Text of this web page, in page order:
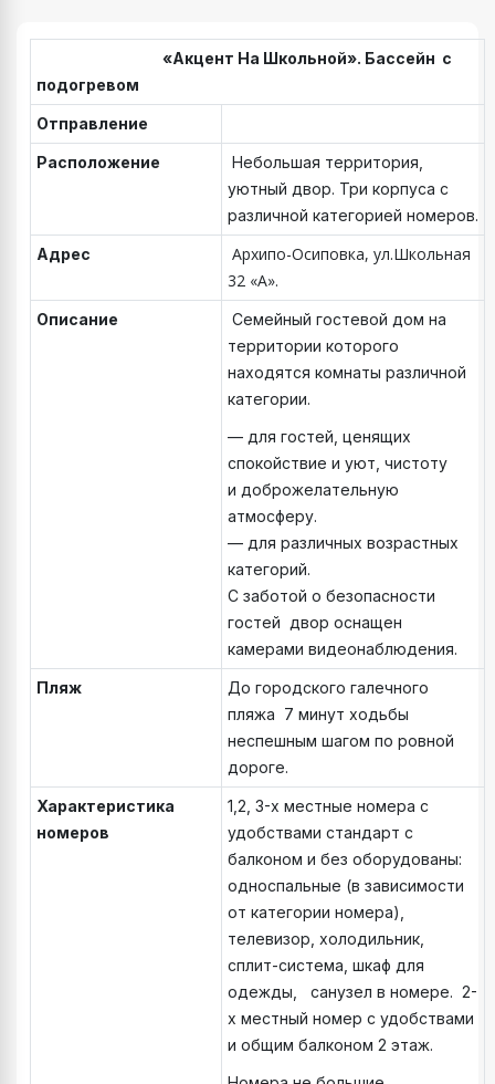
«Акцент На Школьной». Бассейн с
подогревом
Отправление
Расположение
Небольшая территория,
уютный двор. Три корпуса с
различной категорией номеров.
Адрес
Архипо-Осиповка, ул.Школьная
32 «А».
Описание
Семейный гостевой дом на
территории которого
находятся комнаты различной
категории.
— для гостей, ценящих
спокойствие и уют, чистоту
и доброжелательную
атмосферу.
— ⁠для различных возрастных
категорий.
С заботой о безопасности
гостей двор оснащен
камерами видеонаблюдения.
Пляж
До городского галечного
пляжа 7 минут ходьбы
неспешным шагом по ровной
дороге.
Характеристика
номеров
1,2, 3-х местные номера с
удобствами стандарт с
балконом и без оборудованы:
односпальные (в зависимости
от категории номера),
телевизор, холодильник,
сплит-система, шкаф для
одежды, санузел в номере. 2-
х местный номер с удобствами
и общим балконом 2 этаж.